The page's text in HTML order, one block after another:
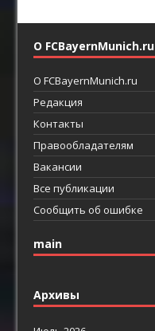
О FCBayernMunich.ru
О FCBayernMunich.ru
Редакция
Контакты
Правообладателям
Вакансии
Все публикации
Сообщить об ошибке
main
Архивы